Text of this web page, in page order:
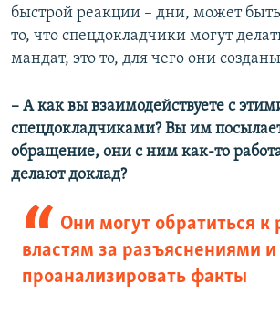
быстрой реакции – дни, может
то, что спецдокладчики могут
мандат, это то, для чего они
– А как вы взаимодействуете с
спецдокладчиками? Вы им
обращение, они с ним как-то
делают доклад?
Они могут обратиться к
властям за разъяснениями и
проанализировать факты